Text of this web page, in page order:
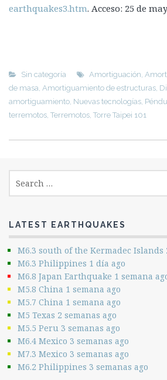
earthquakes3.htm. Acceso: 25 de
Sin categoría Amortiguación,
de masa, Amortiguamiento de estructuras,
amortiguamiento, Nuevas tecnologías,
terremotos, Terremotos, Torre Taipei 101
LATEST EARTHQUAKES
M6.3 south of the Kermadec Islands
M6.3 Philippines 1 día ago
M6.8 Japan Earthquake 1 semana
M5.8 China 1 semana ago
M5.7 China 1 semana ago
M5 Texas 2 semanas ago
M5.5 Peru 3 semanas ago
M6.4 Mexico 3 semanas ago
M7.3 Mexico 3 semanas ago
M6.2 Philippines 3 semanas ago